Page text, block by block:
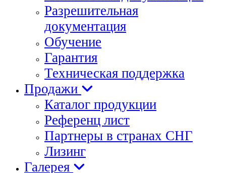
Разрешительная
документация
Обучение
Гарантия
Техническая поддержка
Продажи
Каталог продукции
Референц лист
Партнеры в странах СНГ
Лизинг
Галерея